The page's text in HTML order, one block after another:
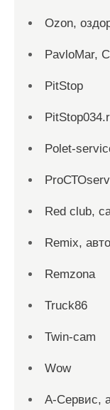
Ozon,
PavloMar,
PitStop
Polet-
Red сlub,
Remix,
Remzona
Truck86
Twin-cam
Wow
А-Сервис,